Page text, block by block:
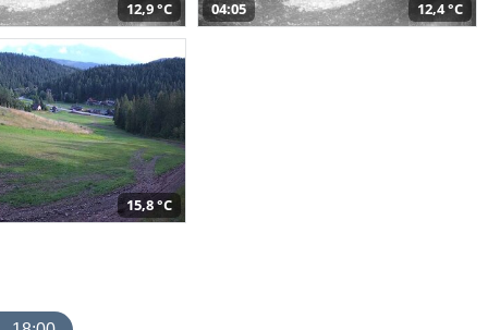
12,9 °C 04:05 12,4 °C
15,8 °C